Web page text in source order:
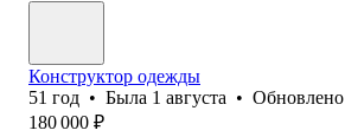
Конструктор одежды
51 год • Была 1 августа • Обновлено
180 000 ₽